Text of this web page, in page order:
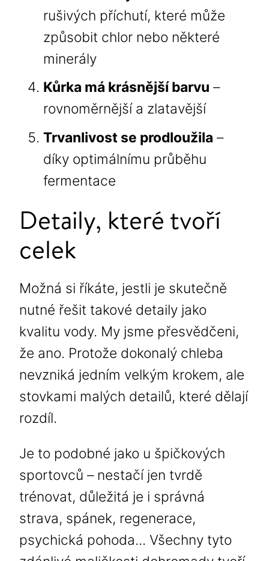
rušivých příchutí, které může
způsobit chlor nebo některé
minerály
Kůrka má krásnější barvu –
rovnoměrnější a zlatavější
Trvanlivost se prodloužila –
díky optimálnímu průběhu
fermentace
Detaily, které tvoří
celek
Možná si říkáte, jestli je skutečně
nutné řešit takové detaily jako
kvalitu vody. My jsme přesvědčeni,
že ano. Protože dokonalý chleba
nevzniká jedním velkým krokem, ale
stovkami malých detailů, které dělají
rozdíl.
Je to podobné jako u špičkových
sportovců – nestačí jen tvrdě
trénovat, důležitá je i správná
strava, spánek, regenerace,
psychická pohoda... Všechny tyto